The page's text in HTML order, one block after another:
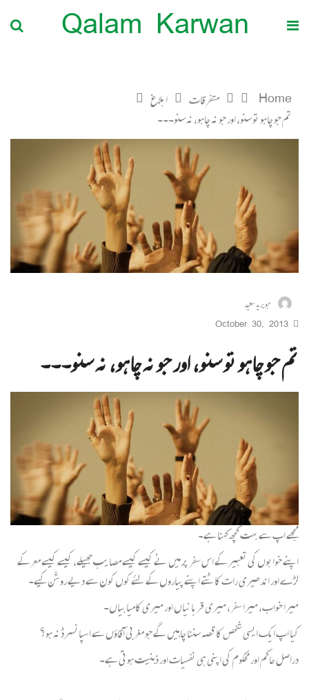
Qalam Karwan
Home متفرقات
ابلاغ
تم جو چاہو تو سنو، اور جو نہ چاہو، نہ سنو۔۔۔
جویریہ سعید
October 30, 2013
تم جو چاہو تو سنو، اور جو نہ چاہو، نہ سنو۔۔۔
مجھے اپ سے بہت کچھ کہنا ہے۔
اپنے خوابوں کی تعبیر کے اس سفر پر میں نے کیسے کیسے مصایب جھیلے، کیسے کیسے معرکے
لڑے اور اندھیری رات کاٹتے اپنے پیاروں کے لئے کوں کون سے دیے روشن کیے۔
میرا خواب، میرا سفر، میری قربانیاں اور میری کامیابیاں۔
کیا اپ ایک ایسی شخص کا قصہ سننا چاہیں گے جو مغربی آقاؤں سے اسپانسرڈ نہ ہو؟
دراصل حاکم اور محکوم کی اپنی ہی نفسیات اور ذہنیت ہوتی ہے۔